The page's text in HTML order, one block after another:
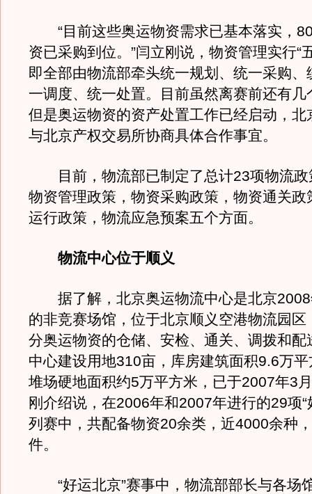
“目前这些奥运物资需求已基本落实，
资已采购到位。”闫立刚说，物资管理实行“
即全部由物流部牵头统一规划、统一采购、
一调度、统一处置。目前虽然离赛前还有几
但是奥运物资的资产处置工作已经启动，北
与北京产权交易所协商具体合作事宜。
目前，物流部已制定了总计23项物流政
物资管理政策，物资采购政策，物资通关政
运行政策，物流应急预案五个方面。
物流中心位于顺义
据了解，北京奥运物流中心是北京2008
的非竞赛场馆，位于北京顺义空港物流园区
分奥运物资的仓储、安检、通关、调拨和配
中心建设用地310亩，库房建筑面积9.6万
堆场硬地面积约5万平方米，已于2007年3
刚介绍说，在2006年和2007年进行的29项“
列赛中，共配备物资20余类，近4000余种
件。
“好运北京”赛事中，物流部部长与各场